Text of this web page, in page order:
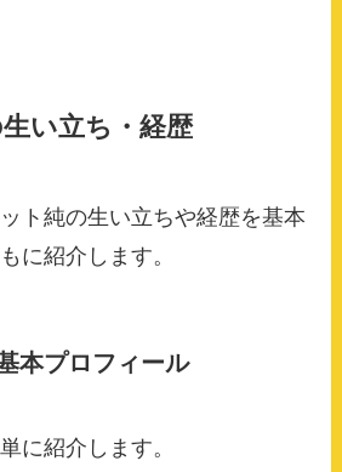
い立ち・経歴
ト純の生い立ちや経歴を基本
に紹介します。
本プロフィール
に紹介します。